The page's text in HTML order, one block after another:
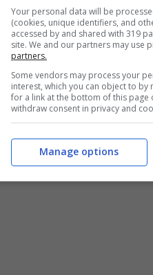
con l’influenza
dell’Europa in generale
il CDC forse non
. Si prospettano
Your personal data will be
(cookies, unique identifiers, and
accessed by and shared with 319
site. We and our partners may use
partners.
Some vendors may process your
interest, which you can object to
for a link at the bottom of this page
withdraw consent in privacy and
Manage options